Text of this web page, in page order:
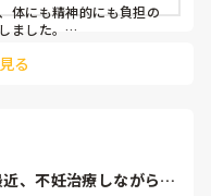
体にも精神的にも負担の
ました。
気を遣ってしまうと精神
で心に余裕を持って過
もいきって保育の仕事を
る
、不妊治療しながら妊